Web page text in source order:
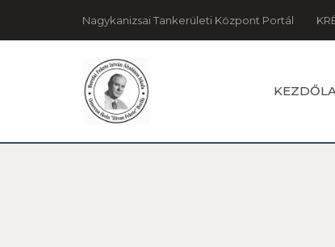
Nagykanizsai Tankerületi Központ Portál